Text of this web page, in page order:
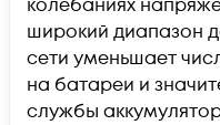
колебаниях
широкий диапазон
сети уменьшает
на батареи и
службы